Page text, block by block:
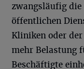
zwangsläufig
öffentlichen
Kliniken oder
mehr Belastung
Beschäftigte